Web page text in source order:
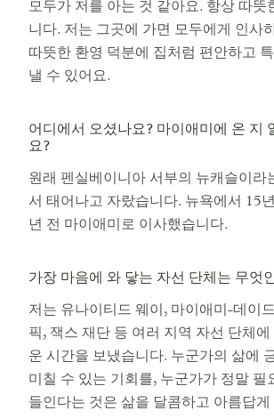
모두가 저를 아는 것 같아요. 항상 따뜻
니다. 저는 그곳에 가면 모두에게 인사
따뜻한 환영 덕분에 집처럼 편안하고
낼 수 있어요.
어디에서 오셨나요? 마이애미에 온 지
요?
원래 펜실베이니아 서부의 뉴캐슬이라
서 태어나고 자랐습니다. 뉴욕에서 15
년 전 마이애미로 이사했습니다.
가장 마음에 와 닿는 자선 단체는 무엇
저는 유나이티드 웨이, 마이애미-데이
픽, 잭스 재단 등 여러 지역 자선 단체에
운 시간을 보냈습니다. 누군가의 삶에
미칠 수 있는 기회를, 누군가가 정말 필
들인다는 것은 삶을 달콤하고 아름답